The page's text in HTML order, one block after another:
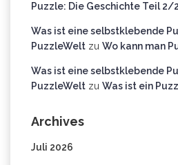
Puzzle: Die Geschichte Teil 2/
Was ist eine selbstklebende
PuzzleWelt zu Wo kann man
Was ist eine selbstklebende
PuzzleWelt zu Was ist ein
Archives
Juli 2026